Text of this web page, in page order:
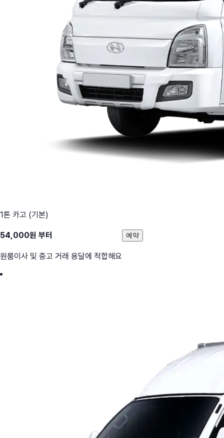
1톤 카고 (기본)
54,000원 부터
원룸이사 및 중고 거래 용달에 적합해요
예약